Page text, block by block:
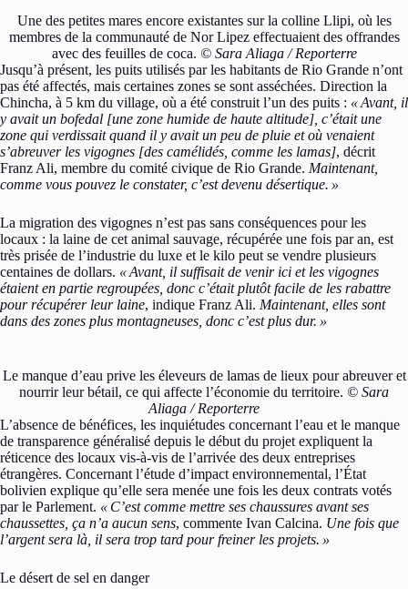
Une des petites mares encore existantes sur la colline Llipi, où les
membres de la communauté de Nor Lipez effectuaient des offrandes
avec des feuilles de coca. © Sara Aliaga / Reporterre
Jusqu’à présent, les puits utilisés par les habitants de Rio Grande n’ont
pas été affectés, mais certaines zones se sont asséchées. Direction la
Chincha, à 5 km du village, où a été construit l’un des puits : «Avant, il
y avait un bofedal [une zone humide de haute altitude], c’était une
zone qui verdissait quand il y avait un peu de pluie et où venaient
s’abreuver les vigognes [des camélidés, comme les lamas], décrit
Franz Ali, membre du comité civique de Rio Grande. Maintenant,
comme vous pouvez le constater, c’est devenu désertique. »
La migration des vigognes n’est pas sans conséquences pour les
locaux : la laine de cet animal sauvage, récupérée une fois par an, est
très prisée de l’industrie du luxe et le kilo peut se vendre plusieurs
centaines de dollars. «Avant, il suffisait de venir ici et les vigognes
étaient en partie regroupées, donc c’était plutôt facile de les rabattre
pour récupérer leur laine, indique Franz Ali. Maintenant, elles sont
dans des zones plus montagneuses, donc c’est plus dur. »
Le manque d’eau prive les éleveurs de lamas de lieux pour abreuver et
nourrir leur bétail, ce qui affecte l’économie du territoire. © Sara
Aliaga / Reporterre
L’absence de bénéfices, les inquiétudes concernant l’eau et le manque
de transparence généralisé depuis le début du projet expliquent la
réticence des locaux vis-à-vis de l’arrivée des deux entreprises
étrangères. Concernant l’étude d’impact environnemental, l’État
bolivien explique qu’elle sera menée une fois les deux contrats votés
par le Parlement. « C’est comme mettre ses chaussures avant ses
chaussettes, ça n’a aucun sens, commente Ivan Calcina. Une fois que
l’argent sera là, il sera trop tard pour freiner les projets. »
Le désert de sel en danger